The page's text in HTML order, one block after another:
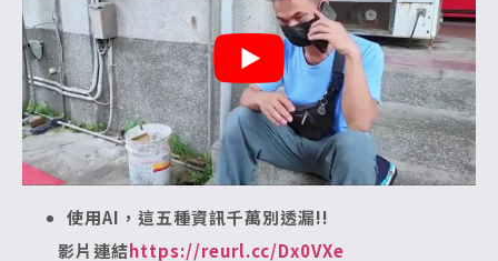
使用AI，這五種資訊千萬別透漏!!
影片連結https://reurl.cc/Dx0VXe